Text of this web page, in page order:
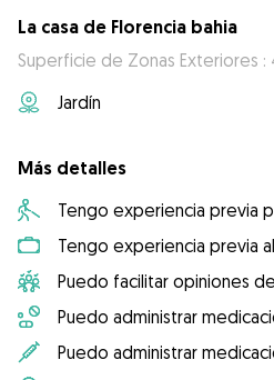
La casa de Florencia bahia
Superficie de Zonas Exteriores :
Jardín
Más detalles
Tengo experiencia previa
Tengo experiencia previa
Puedo facilitar opiniones
Puedo administrar
Puedo administrar